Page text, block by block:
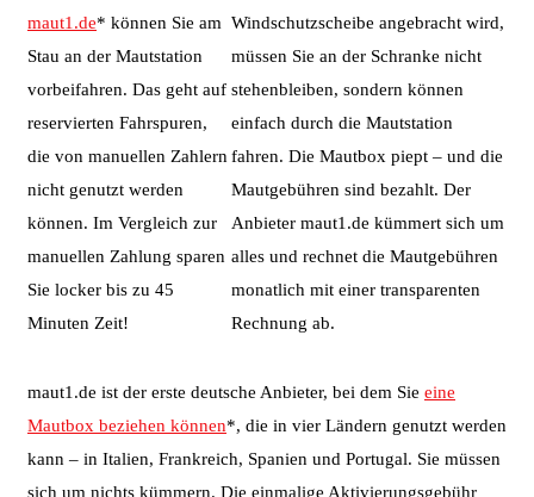
maut1.de* können Sie am
Stau an der Mautstation
vorbeifahren. Das geht auf
reservierten Fahrspuren,
die von manuellen Zahlern
nicht genutzt werden
können. Im Vergleich zur
manuellen Zahlung sparen
Sie locker bis zu 45
Minuten Zeit!
Windschutzscheibe angebracht wird,
müssen Sie an der Schranke nicht
stehenbleiben, sondern können
einfach durch die Mautstation
fahren. Die Mautbox piept – und die
Mautgebühren sind bezahlt. Der
Anbieter maut1.de kümmert sich um
alles und rechnet die Mautgebühren
monatlich mit einer transparenten
Rechnung ab.
maut1.de ist der erste deutsche Anbieter, bei dem Sie eine
Mautbox beziehen können*, die in vier Ländern genutzt werden
kann – in Italien, Frankreich, Spanien und Portugal. Sie müssen
sich um nichts kümmern. Die einmalige Aktivierungsgebühr